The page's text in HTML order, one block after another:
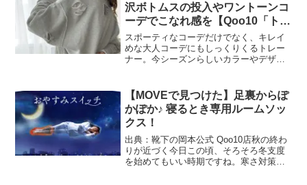
沢ボトムスの投入やワントーンコ
ーデでこなれ感を【Qoo10「トレ
ーナー」販売数ランキング】
スポーティなコーデだけでなく、キレイ
めな大人コーデにもしっくりくるトレー
ナー。今シーズンらしいカラーやデザイ
をお届けします！インターネット総合シ
ョッピングモール「Qoo1...
【MOVEで見つけた】足裏からぽ
かぽか♪ 寝るとき専用ルームソッ
クス！
出典：靴下の岡本公式 Qoo10店秋の終わ
りが近づく今日この頃、そろそろ冬支度
を始めてもいい時期ですね。寒さ対策は